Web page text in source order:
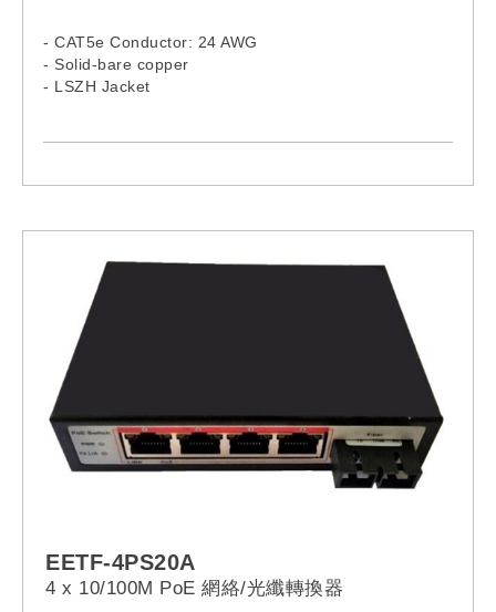
- CAT5e Conductor: 24 AWG
- Solid-bare copper
- LSZH Jacket
EETF-4PS20A
4 x 10/100M PoE 網絡/光纖轉換器